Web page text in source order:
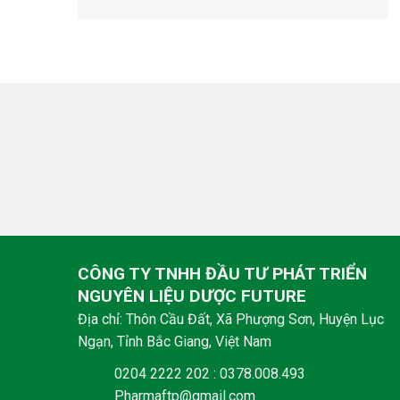
CÔNG TY TNHH ĐẦU TƯ PHÁT TRIỂN
NGUYÊN LIỆU DƯỢC FUTURE
Địa chỉ: Thôn Cầu Đất, Xã Phượng Sơn, Huyện Lục
Ngạn, Tỉnh Bắc Giang, Việt Nam
0204 2222 202 : 0378.008.493
Pharmaftp@gmail.com